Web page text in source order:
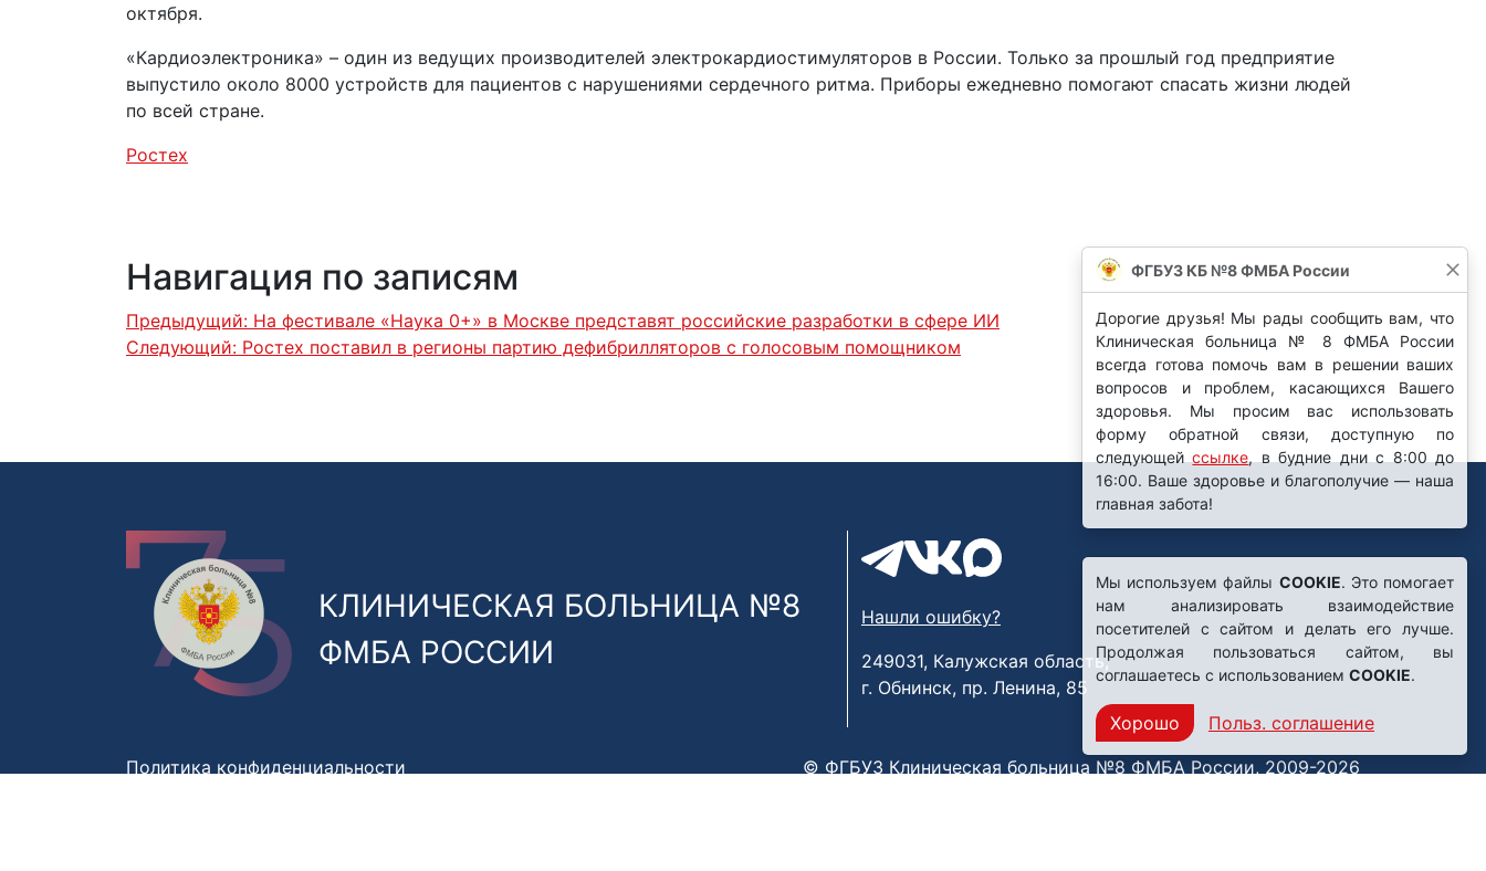
октября.
«Кардиоэлектроника» – один из ведущих производителей электрокардиостимуляторов в России. Только за прошлый год предприятие
выпустило около 8000 устройств для пациентов с нарушениями сердечного ритма. Приборы ежедневно помогают спасать жизни людей
по всей стране.
Ростех
Навигация по записям
Предыдущий: На фестивале «Наука 0+» в Москве представят российские разработки в сфере ИИ
Следующий: Ростех поставил в регионы партию дефибрилляторов с голосовым помощником
КЛИНИЧЕСКАЯ БОЛЬНИЦА №8
ФМБА РОССИИ
Нашли ошибку?
249031, Калужская область,
г. Обнинск, пр. Ленина, 85
Политика конфиденциальности
© ФГБУЗ Клиническая больница №8 ФМБА России, 2009-2026
ФГБУЗ КБ №8 ФМБА России
Дорогие друзья! Мы рады сообщить вам, что
Клиническая больница № 8 ФМБА России
всегда готова помочь вам в решении ваших
вопросов и проблем, касающихся Вашего
здоровья. Мы просим вас использовать
форму обратной связи, доступную по
следующейссылке, в будние дни с 8:00 до
16:00. Ваше здоровье и благополучие — наша
главная забота!
Мы используем файлы COOKIE. Это помогает
нам анализировать взаимодействие
посетителей с сайтом и делать его лучше.
Продолжая пользоваться сайтом, вы
соглашаетесь с использованием COOKIE.
Хорошо Польз. соглашение